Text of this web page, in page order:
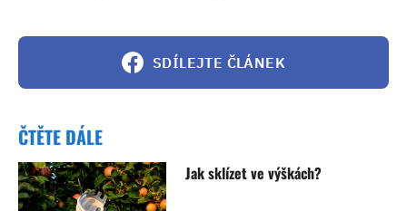
SDÍLEJTE ČLÁNEK
ČTĚTE DÁLE
Jak sklízet ve výškách?